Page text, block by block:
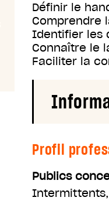
Définir le
Comprendre
Identifier les
Connaître le
Faciliter la
Profil
Publics
Intermittents,